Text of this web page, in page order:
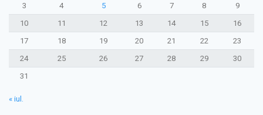
3
4 5 6 7 8
9
10
11 12 13 14 15
16
17
18 19 20 21 22
23
24
25 26 27 28 29
30
31
« iul.